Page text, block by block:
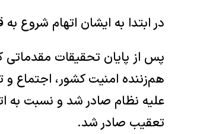
در ابتدا به ایشان اتهام شروع
پس از پایان تحقیقات مقدماتی
هم‌زننده امنیت کشور، اجتماع
علیه نظام صادر شد و نسبت به
تعقیب صادر شد.